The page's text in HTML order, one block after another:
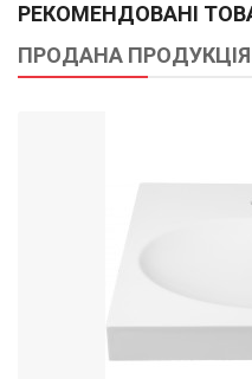
РЕКОМЕНДОВАНІ
ПРОДАНА ПРОДУКЦІЯ